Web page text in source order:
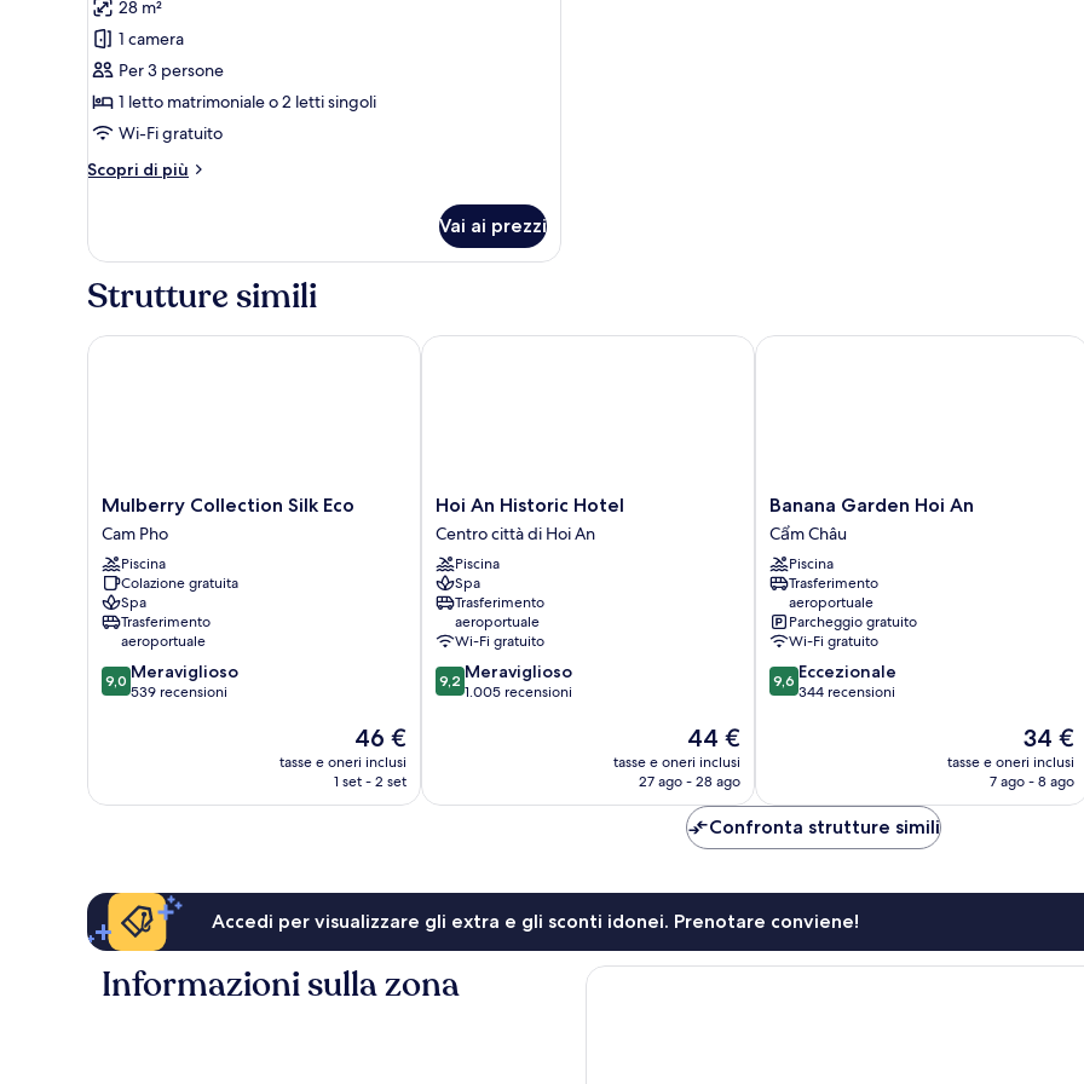
Camera
Economy
con
letto
matrimoniale
o
singoli
28 m²
1 camera
Per 3 persone
1 letto matrimoniale o 2 letti singoli
Wi-Fi gratuito
Scopri di più
Altri
Economy
letto
o
Vai ai prezzi
Strutture simili
Mulberry
Collection
Silk
Eco
Cam
Pho
Mulberry Collection Silk Eco
Cam Pho
Piscina
Colazione gratuita
Spa
Trasferimento
aeroportuale
9.0
su
9,0 Meraviglioso
539 recensioni
Il
prezzo
attuale
46 €
tasse e oneri inclusi
1 set - 2 set
Mulberry Collection Silk Eco
Hoi
An
Historic
Hotel
Centro
città
di
Hoi
An
Hoi An Historic Hotel
Centro città di Hoi An
Piscina
Spa
Trasferimento
aeroportuale
Wi-Fi gratuito
9.2
su
9,2 Meraviglioso
1.005 recensioni
Il
prezzo
attuale
44 €
44 €
tasse e oneri inclusi
27 ago - 28 ago
Hoi An Historic Hotel
Banana
Garden
Hoi
An
Cẩm
Châu
Banana Garden Hoi An
Cẩm Châu
Piscina
Trasferimento
aeroportuale
Parcheggio gratuito
Wi-Fi gratuito
9.6
su
9,6 Eccezionale
344 recensioni
Il
prezzo
attuale
34 €
tasse e oneri inclusi
7 ago - 8 ago
Banana Garden Hoi An
Confronta strutture simili
Accedi per visualizzare gli extra e gli sconti idonei. Prenotare conviene!
Informazioni sulla zona